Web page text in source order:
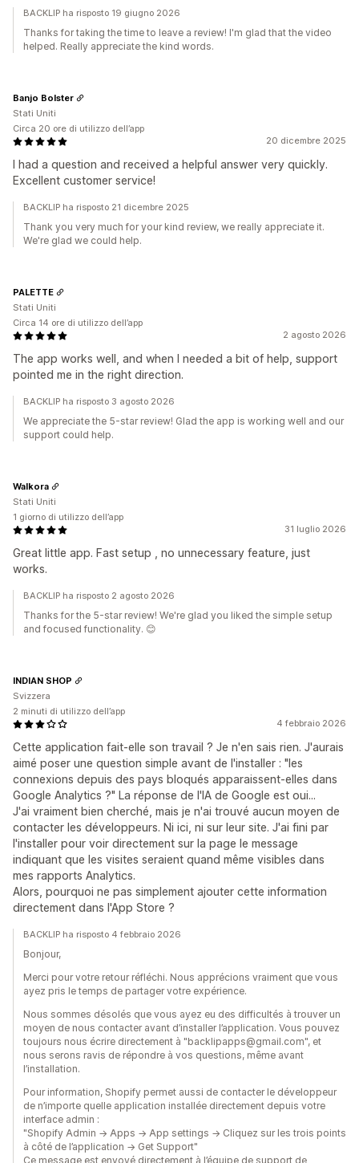
BACKLIP ha risposto 19 giugno 2026
Thanks for taking the time to leave a review! I'm glad that the video
helped. Really appreciate the kind words.
20 dicembre 2025
I had a question and received a helpful answer very quickly.
Excellent customer service!
Banjo Bolster
Stati Uniti
Circa 20 ore di utilizzo dell’app
BACKLIP ha risposto 21 dicembre 2025
Thank you very much for your kind review, we really appreciate it.
We're glad we could help.
2 agosto 2026
The app works well, and when I needed a bit of help, support
pointed me in the right direction.
PALETTE
Stati Uniti
Circa 14 ore di utilizzo dell’app
BACKLIP ha risposto 3 agosto 2026
We appreciate the 5-star review! Glad the app is working well and our
support could help.
31 luglio 2026
Great little app. Fast setup , no unnecessary feature, just
works.
Walkora
Stati Uniti
1 giorno di utilizzo dell’app
BACKLIP ha risposto 2 agosto 2026
Thanks for the 5-star review! We're glad you liked the simple setup
and focused functionality. 😊
4 febbraio 2026
Cette application fait-elle son travail ? Je n'en sais rien. J'aurais
aimé poser une question simple avant de l'installer : "les
connexions depuis des pays bloqués apparaissent-elles dans
Google Analytics ?" La réponse de l'IA de Google est oui...
J'ai vraiment bien cherché, mais je n'ai trouvé aucun moyen de
contacter les développeurs. Ni ici, ni sur leur site. J'ai fini par
l'installer pour voir directement sur la page le message
indiquant que les visites seraient quand même visibles dans
mes rapports Analytics.
Alors, pourquoi ne pas simplement ajouter cette information
directement dans l'App Store ?
INDIAN SHOP
Svizzera
2 minuti di utilizzo dell’app
BACKLIP ha risposto 4 febbraio 2026
Bonjour,
Merci pour votre retour réfléchi. Nous apprécions vraiment que vous
ayez pris le temps de partager votre expérience.
Nous sommes désolés que vous ayez eu des difficultés à trouver un
moyen de nous contacter avant d’installer l’application. Vous pouvez
toujours nous écrire directement à "backlipapps@gmail.com", et
nous serons ravis de répondre à vos questions, même avant
l’installation.
Pour information, Shopify permet aussi de contacter le développeur
de n’importe quelle application installée directement depuis votre
interface admin :
"Shopify Admin → Apps → App settings → Cliquez sur les trois points
à côté de l’application → Get Support"
Ce message est envoyé directement à l’équipe de support de